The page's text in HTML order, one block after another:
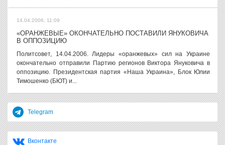
14.04.2006, 11:09
«ОРАНЖЕВЫЕ» ОКОНЧАТЕЛЬНО ПОСТАВИЛИ ЯНУКОВИЧА
В ОППОЗИЦИЮ
Политсовет, 14.04.2006. Лидеры «оранжевых» сил на Украине
окончательно отправили Партию регионов Виктора Януковича в
оппозицию. Президентская партия «Наша Украина», Блок Юлии
Тимошенко (БЮТ) и...
Telegram
Вконтакте